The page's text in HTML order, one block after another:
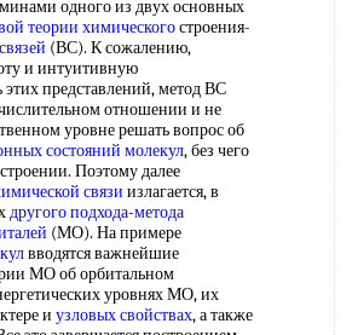
одного из двух основных
теории химическогостроения-
(ВС). К сожалению,
и интуитивную
этих представлений, метод ВС
отношении и не
уровне решать вопрос об
состояний молекул, без чего
Поэтому далее
связи излагается, в
другого подхода-метода
(МО). На примере
вводятся важнейшие
МО об орбитальном
уровнях МО, их
и узловых свойствах, а также